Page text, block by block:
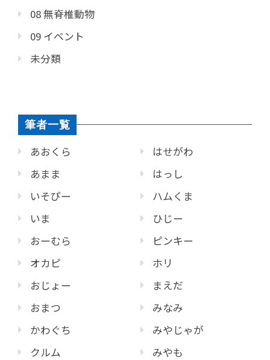
08 無脊椎動物
09 イベント
未分類
筆者一覧
あおくら
あまま
いそぴー
いま
おーむら
オカピ
おじょー
おまつ
かわぐち
クルム
はせがわ
はっし
ハムくま
ひじー
ピンキー
ホリ
まえだ
みなみ
みやじゃが
みやも